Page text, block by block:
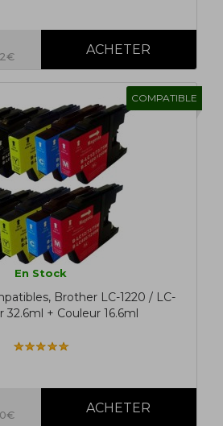
COMPATIBLE
En Stock
Brother LC-1220 / LC-
32.6ml + Couleur 16.6ml